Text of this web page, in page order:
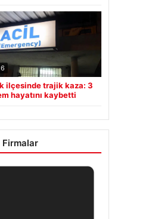
ilçesinde trajik kaza: 3
hayatını kaybetti
Firmalar